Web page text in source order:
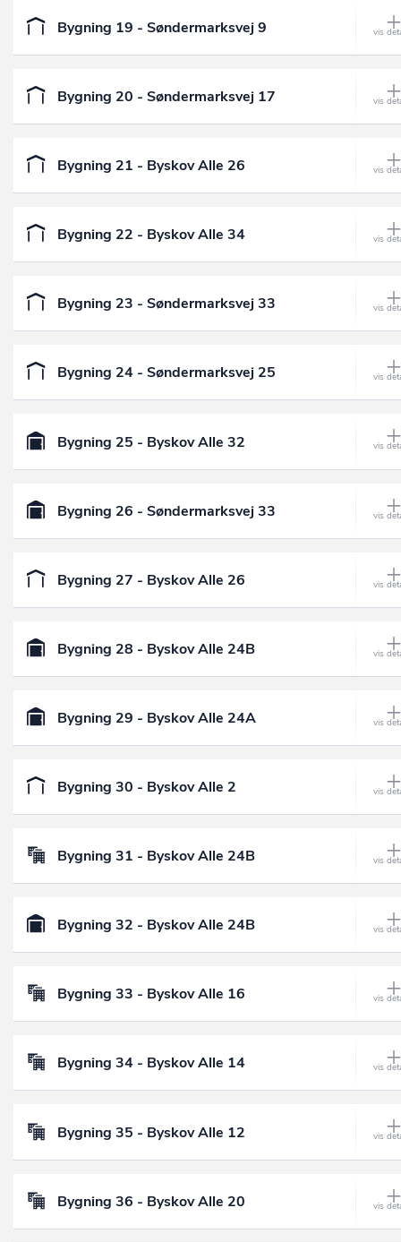
Bygning 19 - Søndermarksvej 9
Bygning 20 - Søndermarksvej 17
Bygning 21 - Byskov Alle 26
Bygning 22 - Byskov Alle 34
Bygning 23 - Søndermarksvej 33
Bygning 24 - Søndermarksvej 25
Bygning 25 - Byskov Alle 32
Bygning 26 - Søndermarksvej 33
Bygning 27 - Byskov Alle 26
Bygning 28 - Byskov Alle 24B
Bygning 29 - Byskov Alle 24A
Bygning 30 - Byskov Alle 2
Bygning 31 - Byskov Alle 24B
Bygning 32 - Byskov Alle 24B
Bygning 33 - Byskov Alle 16
Bygning 34 - Byskov Alle 14
Bygning 35 - Byskov Alle 12
Bygning 36 - Byskov Alle 20